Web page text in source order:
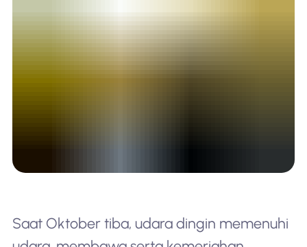
Saat Oktober tiba, udara dingin memenuhi